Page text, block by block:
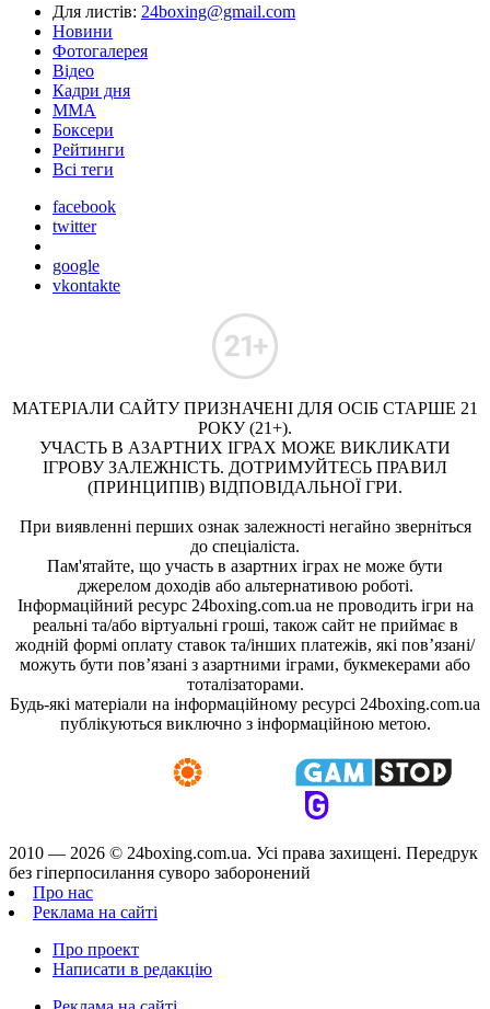
Для листів: 24boxing@gmail.com
Новини
Фотогалерея
Відео
Кадри дня
ММА
Боксери
Рейтинги
Всі теги
facebook
twitter
google
vkontakte
МАТЕРІАЛИ САЙТУ ПРИЗНАЧЕНІ ДЛЯ ОСІБ СТАРШЕ 21
РОКУ (21+).
УЧАСТЬ В АЗАРТНИХ ІГРАХ МОЖЕ ВИКЛИКАТИ
ІГРОВУ ЗАЛЕЖНІСТЬ. ДОТРИМУЙТЕСЬ ПРАВИЛ
(ПРИНЦИПІВ) ВІДПОВІДАЛЬНОЇ ГРИ.
При виявленні перших ознак залежності негайно зверніться
до спеціаліста.
Пам'ятайте, що участь в азартних іграх не може бути
джерелом доходів або альтернативою роботі.
Інформаційний ресурс 24boxing.com.ua не проводить ігри на
реальні та/або віртуальні гроші, також сайт не приймає в
жодній формі оплату ставок та/інших платежів, які пов’язані/
можуть бути пов’язані з азартними іграми, букмекерами або
тоталізаторами.
Будь-які матеріали на інформаційному ресурсі 24boxing.com.ua
публікуються виключно з інформаційною метою.
2010 — 2026 © 24boxing.com.ua. Усi права захищенi. Передрук
без гіперпосилання суворо заборонений
Про нас
Реклама на сайті
Про проект
Написати в редакцію